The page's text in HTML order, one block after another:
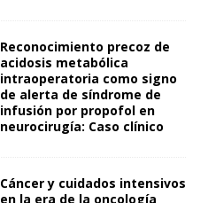
Reconocimiento precoz de
acidosis metabólica
intraoperatoria como signo
de alerta de síndrome de
infusión por propofol en
neurocirugía: Caso clínico
Cáncer y cuidados intensivos
en la era de la oncología